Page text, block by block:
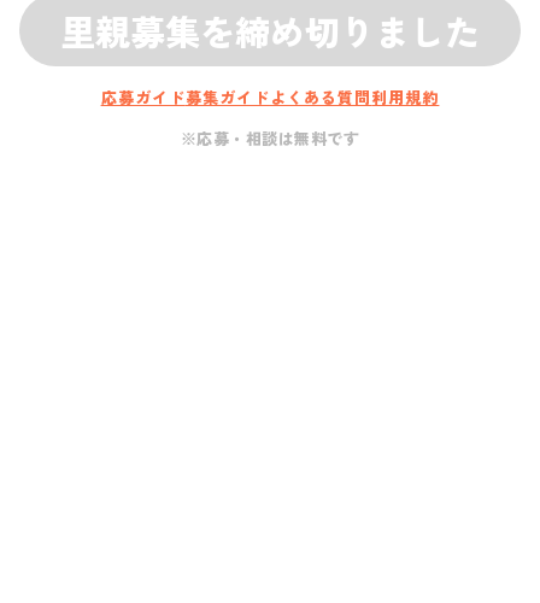
里親募集を締め切りました
応募ガイド募集ガイド よくある質問利用規約
※応募・相談は無料です